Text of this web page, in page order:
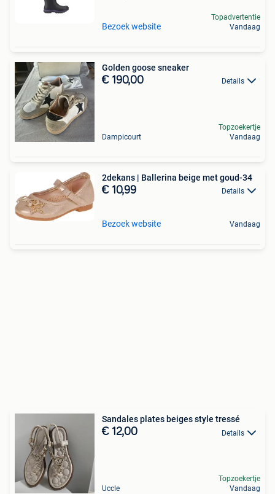
Bezoek website
Topadvertentie
Vandaag
Golden goose sneaker
€ 190,00 Details
Dampicourt
Topzoekertje
Vandaag
2dekans | Ballerina beige met goud-34
€ 10,99 Details
Bezoek website Vandaag
Sandales plates beiges style tressé
€ 12,00 Details
Uccle
Topzoekertje
Vandaag